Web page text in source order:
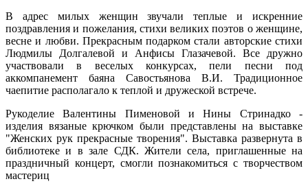
В адрес милых женщин звучали теплые и искренние
поздравления и пожелания, стихи великих поэтов о женщине,
весне и любви. Прекрасным подарком стали авторские стихи
Людмилы Долгалевой и Анфисы Глазачевой. Все дружно
участвовали в веселых конкурсах, пели песни под
аккомпанемент баяна Савостьянова В.И. Традиционное
чаепитие располагало к теплой и дружеской встрече.
Рукоделие Валентины Пименовой и Нины Стринадко -
изделия вязаные крючком были представлены на выставке
"Женских рук прекрасные творения". Выставка развернута в
библиотеке и в зале СДК. Жители села, приглашенные на
праздничный концерт, смогли познакомиться с творчеством
мастериц